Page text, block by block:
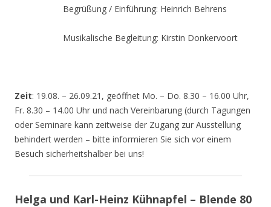
Begrüßung / Einführung: Heinrich Behrens
Musikalische Begleitung: Kirstin Donkervoort
Zeit: 19.08. – 26.09.21, geöffnet Mo. – Do. 8.30 – 16.00 Uhr,
Fr. 8.30 – 14.00 Uhr und nach Vereinbarung (durch Tagungen
oder Seminare kann zeitweise der Zugang zur Ausstellung
behindert werden – bitte informieren Sie sich vor einem
Besuch sicherheitshalber bei uns!
Helga und Karl-Heinz Kühnapfel – Blende 80